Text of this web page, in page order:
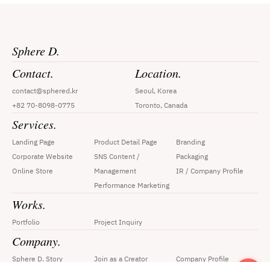
Sphere D.
Contact.
contact@sphered.kr
+82 70-8098-0775
Location.
Seoul, Korea
Toronto, Canada
Services.
Branding
Packaging
IR / Company Profile
Landing Page
Corporate Website
Online Store
Product Detail Page
SNS Content /
Management
Performance Marketing
Works.
Portfolio Project Inquiry
Company.
Sphere D. Story Join as a Creator Company Profile